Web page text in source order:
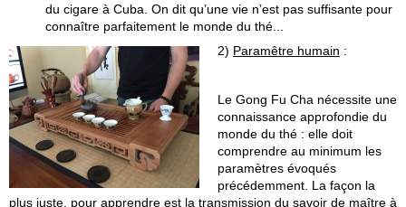
du cigare à Cuba. On dit qu’une vie n’est pas suffisante pour
connaître parfaitement le monde du thé...
2) Paramêtre humain :
Le Gong Fu Cha nécessite une
connaissance approfondie du
monde du thé : elle doit
comprendre au minimum les
paramètres évoqués
précédemment. La façon la
plus juste, pour apprendre est la transmission du savoir de maître à